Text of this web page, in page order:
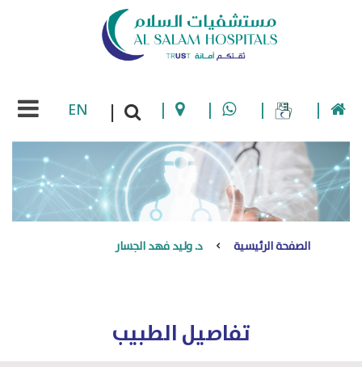
|
|
|
|
|
EN
الصفحة الرئيسية د. وليد فهد الجسار
تفاصيل الطبيب